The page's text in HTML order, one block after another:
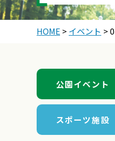
HOME > イベント >
公園イベント
スポーツ施設